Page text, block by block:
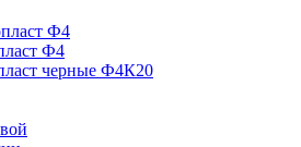
Ф4
Ф4
черные Ф4К20